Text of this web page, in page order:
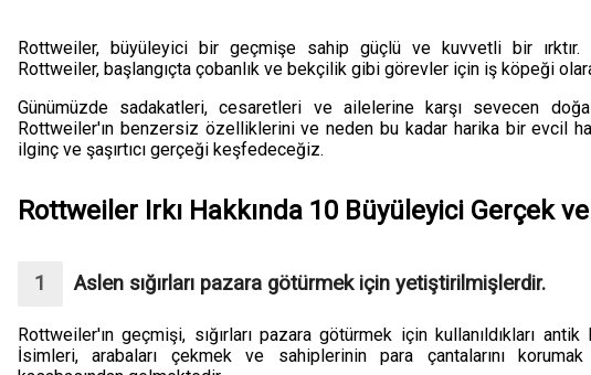
Rottweiler, büyüleyici bir geçmişe sahip güçlü ve kuvvetli bir ırktır.
Rottweiler, başlangıçta çobanlık ve bekçilik gibi görevler için iş köpeği
Günümüzde sadakatleri, cesaretleri ve ailelerine karşı sevecen
Rottweiler'ın benzersiz özelliklerini ve neden bu kadar harika bir evcil
ilginç ve şaşırtıcı gerçeği keşfedeceğiz.
Rottweiler Irkı Hakkında 10 Büyüleyici Gerçek
Aslen sığırları pazara götürmek için yetiştirilmişlerdir.
Rottweiler'ın geçmişi, sığırları pazara götürmek için kullanıldıkları antik
İsimleri, arabaları çekmek ve sahiplerinin para çantalarını korumak